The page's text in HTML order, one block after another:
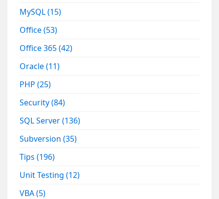
MySQL(15)
Office(53)
Office 365(42)
Oracle(11)
PHP(25)
Security(84)
SQL Server(136)
Subversion(35)
Tips(196)
Unit Testing(12)
VBA(5)